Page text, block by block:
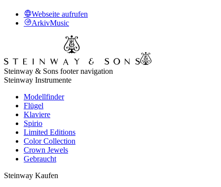
Webseite aufrufen
ArkivMusic
Steinway & Sons footer navigation
Steinway Instrumente
Modellfinder
Flügel
Klaviere
Spirio
Limited Editions
Color Collection
Crown Jewels
Gebraucht
Steinway Kaufen